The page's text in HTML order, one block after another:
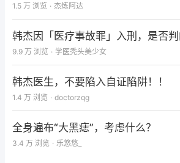
胀痛，无规律，受凉及饮食不当多加
显，每日均有排便，排气后有缓解
幼保健院行剖腹产手术，痊愈出院；
市中医院、北京中医院长期服用中药
食欲差，需使用开塞露辅助排便。胃
灌肠未见明显异常改变。查体腹平
瘢痕10cm，愈合好。
1.5 万 浏览 · 杰炼阿达
韩杰因「医疗事故罪」入刑，是否判
9.9 万 浏览 · 学医秃头美少女
韩杰医生，不要陷入自证陷阱！！
1.4 万 浏览 · doctorzqg
全身遍布“大黑痣”，考虑什么？
3.4 万 浏览 · 乐悠悠_